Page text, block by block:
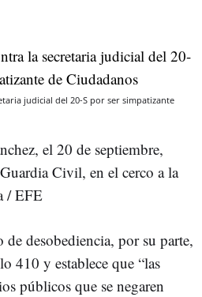
judicial del 20-S por ser simpatizante
el 20 de septiembre,
Civil, en el cerco a la
/ EFE
de desobediencia, por su parte,
410 y establece que “las
públicos que se negaren